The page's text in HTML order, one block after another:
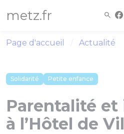
metz.fr
Page d'accueil Actualité
Solidarité Petite enfance
Parentalité
à l’Hôtel de